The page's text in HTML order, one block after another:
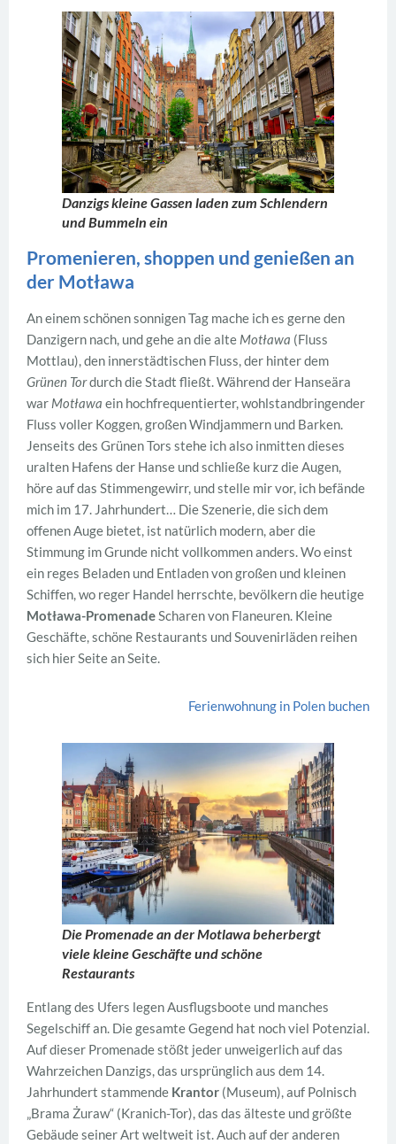
Danzigs kleine Gassen laden zum Schlendern
und Bummeln ein
Promenieren, shoppen und genießen an
der Motława
An einem schönen sonnigen Tag mache ich es gerne den
Danzigern nach, und gehe an die alte Motława (Fluss
Mottlau), den innerstädtischen Fluss, der hinter dem
Grünen Tordurch die Stadt fließt. Während der Hanseära
war Motława ein hochfrequentierter, wohlstandbringender
Fluss voller Koggen, großen Windjammern und Barken.
Jenseits des Grünen Tors stehe ich also inmitten dieses
uralten Hafens der Hanse und schließe kurz die Augen,
höre auf das Stimmengewirr, und stelle mir vor, ich befände
mich im 17. Jahrhundert… Die Szenerie, die sich dem
offenen Auge bietet, ist natürlich modern, aber die
Stimmung im Grunde nicht vollkommen anders. Wo einst
ein reges Beladen und Entladen von großen und kleinen
Schiffen, wo reger Handel herrschte, bevölkern die heutige
Motława-PromenadeScharen von Flaneuren. Kleine
Geschäfte, schöne Restaurants und Souvenirläden reihen
sich hier Seite an Seite.
Ferienwohnung in Polen buchen
Die Promenade an der Motlawa beherbergt
viele kleine Geschäfte und schöne
Restaurants
Entlang des Ufers legen Ausflugsboote und manches
Segelschiff an. Die gesamte Gegend hat noch viel Potenzial.
Auf dieser Promenade stößt jeder unweigerlich auf das
Wahrzeichen Danzigs, das ursprünglich aus dem 14.
Jahrhundert stammende Krantor (Museum), auf Polnisch
„Brama Żuraw“ (Kranich-Tor), das das älteste und größte
Gebäude seiner Art weltweit ist. Auch auf der anderen